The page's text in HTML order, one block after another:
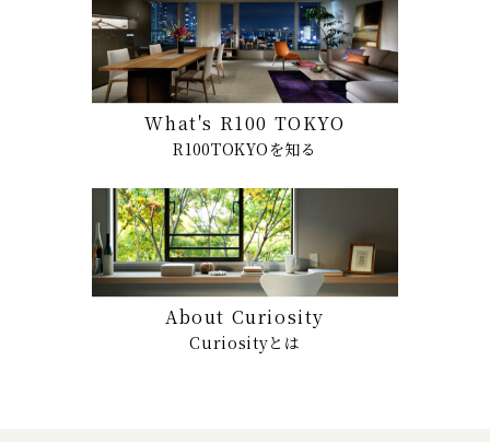
What's R100 TOKYO
R100TOKYOを知る
About Curiosity
Curiosityとは